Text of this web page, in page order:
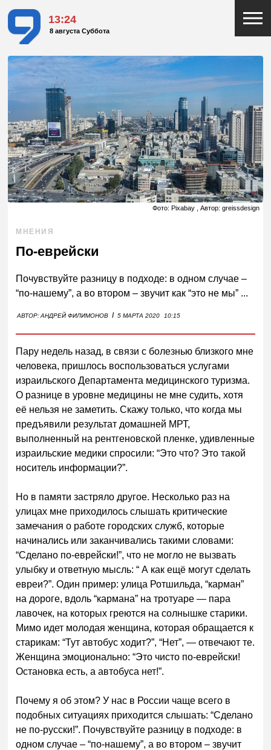
13:24
8 августа Суббота
Фото: Pixabay , Автор: greissdesign
МНЕНИЯ
По-еврейски
Почувствуйте разницу в подходе: в одном случае –
“по-нашему”, а во втором – звучит как “это не мы” ...
АВТОР:АНДРЕЙ ФИЛИМОНОВ I 5 МАРТА 2020 10:15
Пару недель назад, в связи с болезнью близкого мне
человека, пришлось воспользоваться услугами
израильского Департамента медицинского туризма.
О разнице в уровне медицины не мне судить, хотя
её нельзя не заметить. Скажу только, что когда мы
предъявили результат домашней МРТ,
выполненный на рентгеновской пленке, удивленные
израильские медики спросили: “Это что? Это такой
носитель информации?”.
Но в памяти застряло другое. Несколько раз на
улицах мне приходилось слышать критические
замечания о работе городских служб, которые
начинались или заканчивались такими словами:
“Сделано по-еврейски!”, что не могло не вызвать
улыбку и ответную мысль: “ А как ещё могут сделать
евреи?”. Один пример: улица Ротшильда, “карман”
на дороге, вдоль “кармана” на тротуаре — пара
лавочек, на которых греются на солнышке старики.
Мимо идет молодая женщина, которая обращается к
старикам: “Тут автобус ходит?”, “Нет”, — отвечают те.
Женщина эмоционально: “Это чисто по-еврейски!
Остановка есть, а автобуса нет!”.
Почему я об этом? У нас в России чаще всего в
подобных ситуациях приходится слышать: “Сделано
не по-русски!”. Почувствуйте разницу в подходе: в
одном случае – “по-нашему”, а во втором – звучит